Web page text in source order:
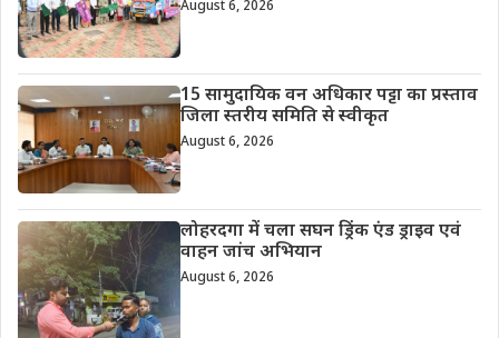
August 6, 2026
15 सामुदायिक वन अधिकार पट्टा का प्रस्ताव
जिला स्तरीय समिति से स्वीकृत
August 6, 2026
लोहरदगा में चला सघन ड्रिंक एंड ड्राइव एवं
वाहन जांच अभियान
August 6, 2026